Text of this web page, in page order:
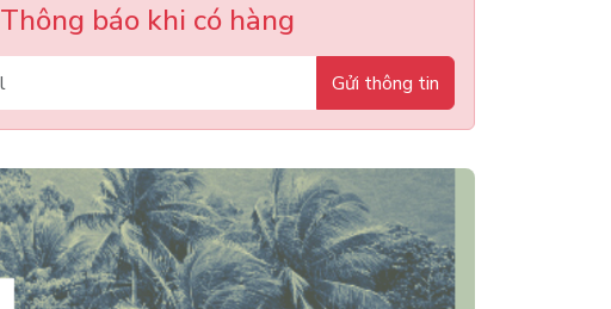
Thông báo khi có hàng
Gửi thông tin